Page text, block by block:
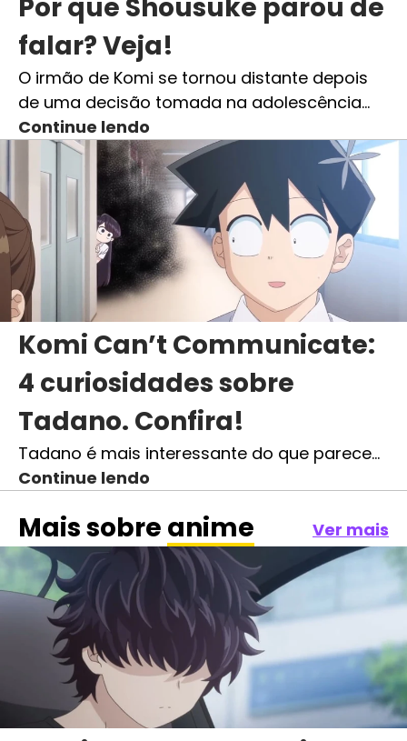
Por que Shousuke parou de
falar? Veja!
O irmão de Komi se tornou distante depois
de uma decisão tomada na adolescência…
Continue lendo
Komi Can’t Communicate:
4 curiosidades sobre
Tadano. Confira!
Tadano é mais interessante do que parece…
Continue lendo
Mais sobre anime Ver mais